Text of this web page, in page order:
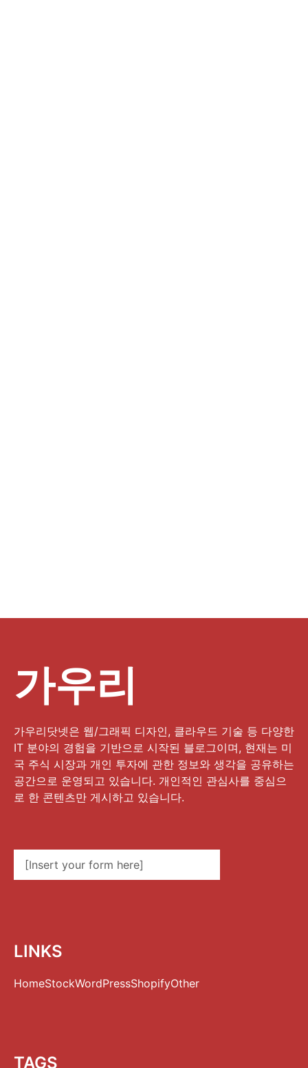
가우리
가우리닷넷은 웹/그래픽 디자인, 클라우드 기술 등 다양한
IT 분야의 경험을 기반으로 시작된 블로그이며, 현재는 미
국 주식 시장과 개인 투자에 관한 정보와 생각을 공유하는
공간으로 운영되고 있습니다. 개인적인 관심사를 중심으
로 한 콘텐츠만 게시하고 있습니다.
[Insert your form here]
LINKS
HomeStockWordPressShopifyOther
TAGS